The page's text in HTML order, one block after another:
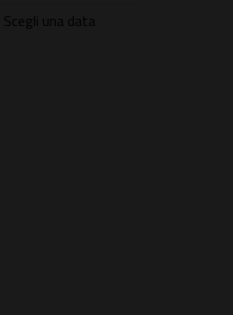
Scegli una data